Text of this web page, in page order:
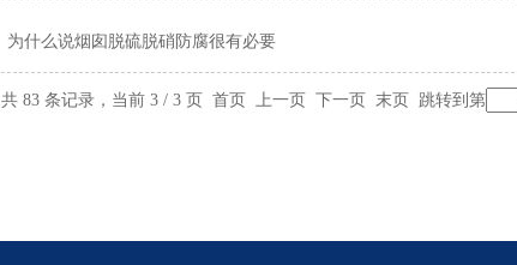
为什么说烟囱脱硫脱硝防腐很有必要
共 83 条记录，当前 3 / 3 页 首页 上一页 下一页 末页 跳转到第